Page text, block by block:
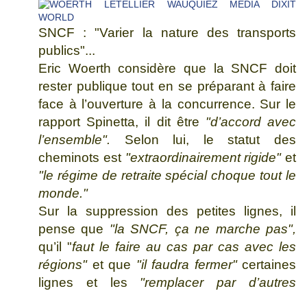
SNCF : "Varier la nature des transports
publics"...
Eric Woerth considère que la SNCF doit
rester publique tout en se préparant à faire
face à l’ouverture à la concurrence. Sur le
rapport Spinetta, il dit être "d’accord avec
l’ensemble". Selon lui, le statut des
cheminots est "extraordinairement rigide"et
"le régime de retraite spécial choque tout le
monde."
Sur la suppression des petites lignes, il
pense que "la SNCF, ça ne marche pas",
qu’il "faut le faire au cas par cas avec les
régions" et que "il faudra fermer" certaines
lignes et les
"remplacer par d’autres